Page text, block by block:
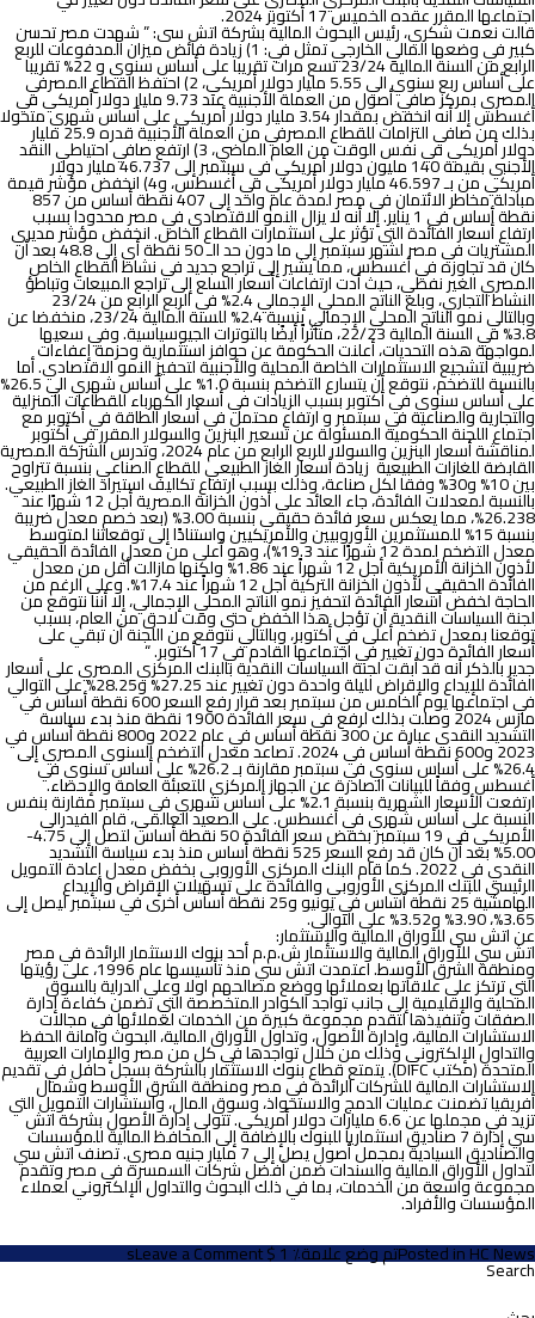
اجتماعها المقرر عقده الخميس17 أكتوبر 2024.
قالت نعمت شكري، رئيس البحوث المالية بشركة اتش سى:” شهدت مصر تحسن
كبير في وضعها المالي الخارجي تمثل في: 1) زيادة فائض ميزان المدفوعات للربع
الرابع من السنة المالية 23/24 تسع مرات تقريبا على أساس سنوي و 22% تقريبا
على أساس ربع سنوي الي 5.55 مليار دولار أمريكي، 2) احتفظ القطاع المصرفي
المصري بمركز صافي أصول من العملة الأجنبية عند 9.73 مليار دولار أمريكي في
أغسطس إلا أنه انخفض بمقدار 3.54 مليار دولار أمريكي على أساس شهري متحولا
بذلك من صافي التزامات للقطاع المصرفي من العملة الأجنبية قدره 25.9 مليار
دولار أمريكي في نفس الوقت من العام الماضي، 3) ارتفع صافي احتياطي النقد
الأجنبي بقيمة 140 مليون دولار أمريكي في سبتمبر إلى 46.737 مليار دولار
أمريكي من بـ 46.597 مليار دولار أمريكي في أغسطس، و4) انخفض مؤشر قيمة
مبادلة مخاطر الائتمان في مصر لمدة عام واحد إلى 407 نقطة أساس من 857
نقطة أساس في 1 يناير. إلا أنه لا يزال النمو الاقتصادي في مصر محدودا بسبب
ارتفاع أسعار الفائدة التي تؤثر على استثمارات القطاع الخاص. انخفض مؤشر مديري
المشتريات في مصر لشهر سبتمبر إلى ما دون حد الـ 50 نقطة أي إلى 48.8 بعد أن
كان قد تجاوزه في أغسطس، مما يشير إلى تراجع جديد في نشاط القطاع الخاص
المصري الغير نفطي، حيث أدت ارتفاعات أسعار السلع إلى تراجع المبيعات وتباطؤ
النشاط التجاري، وبلغ الناتج المحلي الإجمالي 2.4% في الربع الرابع من 23/24
وبالتالي نمو الناتج المحلي الإجمالي بنسبة 2.4% للسنة المالية 23/24، منخفضا عن
3.8% في السنة المالية 22/23، متأثراً أيضًا بالتوترات الجيوسياسية. وفي سعيها
لمواجهة هذه التحديات، أعلنت الحكومة عن حوافز استثمارية وحزمة إعفاءات
ضريبية لتشجيع الاستثمارات الخاصة المحلية والأجنبية لتحفيز النمو الاقتصادي. أما
بالنسبة للتضخم، نتوقع أن يتسارع التضخم بنسبة 1.0% على أساس شهري الي 26.5%
على أساس سنوي في أكتوبر بسبب الزيادات في أسعار الكهرباء للقطاعات المنزلية
والتجارية والصناعية في سبتمبر و ارتفاع محتمل في أسعار الطاقة في أكتوبر مع
اجتماع اللجنة الحكومية المسئولة عن تسعير البنزين والسولار المقرر في أكتوبر
لمناقشة أسعار البنزين والسولار للربع الرابع من عام 2024، وتدرس الشركة المصرية
القابضة للغازات الطبيعية زيادة أسعار الغاز الطبيعي للقطاع الصناعي بنسبة تتراوح
بين 10% و30% وفقا لكل صناعة، وذلك بسبب ارتفاع تكاليف استيراد الغاز الطبيعي.
بالنسبة لمعدلات الفائدة، جاء العائد على أذون الخزانة المصرية أجل 12 شهرًا عند
26.238%، مما يعكس سعر فائدة حقيقي بنسبة 3.00% (بعد خصم معدل ضريبة
بنسبة 15% للمستثمرين الأوروبيين والأمريكيين واستنادًا إلى توقعاتنا لمتوسط
معدل التضخم لمدة 12 شهرًا عند 19.3%)، وهو أعلى من معدل الفائدة الحقيقي
لأذون الخزانة الأمريكية أجل 12 شهراً عند 1.86% ولكنها مازالت أقل من معدل
الفائدة الحقيقي لأذون الخزانة التركية أجل 12 شهراً عند 17.4%. وعلى الرغم من
الحاجة لخفض أسعار الفائدة لتحفيز نمو الناتج المحلي الإجمالي، إلا أننا نتوقع من
لجنة السياسات النقدية أن تؤجل هذا الخفض حتى وقت لاحق من العام، بسبب
توقعنا بمعدل تضخم أعلى في أكتوبر، وبالتالي نتوقع من اللجنة أن تبقي على
أسعار الفائدة دون تغيير في اجتماعها القادم في 17 أكتوبر. “
جدير بالذكر أنه قد أبقت لجنة السياسات النقدية بالبنك المركزي المصري على أسعار
الفائدة للإيداع والإقراض لليلة واحدة دون تغيير عند 27.25% و28.25% على التوالي
في اجتماعها يوم الخامس من سبتمبر بعد قرار رفع السعر 600 نقطة أساس في
مارس 2024 وصلت بذلك لرفع في سعر الفائدة 1900 نقطة منذ بدء سياسة
التشديد النقدي عبارة عن 300 نقطة أساس في عام 2022 و800 نقطة أساس في
2023 و600 نقطة أساس في 2024. تصاعد معدل التضخم السنوي المصري إلى
26.4% على أساس سنوي في سبتمبر مقارنة بـ 26.2% على أساس سنوي في
أغسطس وفقاً للبيانات الصادرة عن الجهاز المركزي للتعبئة العامة والإحصاء.
ارتفعت الأسعار الشهرية بنسبة 2.1% على أساس شهري في سبتمبر مقارنة بنفس
النسبة على أساس شهري في أغسطس. على الصعيد العالمي، قام الفيدرالي
الأمريكي في 19 سبتمبر بخفض سعر الفائدة 50 نقطة أساس لتصل إلى 4.75-
5.00% بعد أن كان قد رفع السعر 525 نقطة أساس منذ بدء سياسة التشديد
النقدي في 2022. كما قام البنك المركزي الأوروبي بخفض معدل إعادة التمويل
الرئيسي للبنك المركزي الأوروبي والفائدة على تسهيلات الإقراض والإيداع
الهامشية 25 نقطة أساس في يونيو و25 نقطة أساس أخرى في سبتمبر ليصل إلى
3.65%، 3.90% و3.52% على التوالي.
عن اتش سى للأوراق المالية والإستثمار:
اتش سي للأوراق المالية والاستثمار ش.م.م أحد بنوك الاستثمار الرائدة في مصر
ومنطقة الشرق الأوسط. اعتمدت اتش سي منذ تأسيسها عام 1996، على رؤيتها
التي ترتكز على علاقاتها بعملائها ووضع مصالحهم اولا وعلى الدراية بالسوق
المحلية والإقليمية إلى جانب تواجد الكوادر المتخصصة التي تضمن كفاءة إدارة
الصفقات وتنفيذها لتقدم مجموعة كبيرة من الخدمات لعملائها في مجالات
الاستشارات المالية، وإدارة الأصول، وتداول الأوراق المالية، البحوث وأمانة الحفظ
والتداول الإلكتروني وذلك من خلال تواجدها في كل من مصر والإمارات العربية
المتحدة (مكتب DIFC). يتمتع قطاع بنوك الاستثمار بالشركة بسجل حافل في تقديم
الاستشارات المالية للشركات الرائدة في مصر ومنطقة الشرق الأوسط وشمال
أفريقيا تضمنت عمليات الدمج والاستحواذ، وسوق المال، واستشارات التمويل التي
تزيد في مجملها عن 6.6 مليارات دولار أمريكي. تتولى إدارة الأصول بشركة اتش
سي إدارة 7 صناديق استثماريا للبنوك بالإضافة إلى المحافظ المالية للمؤسسات
والصناديق السيادية بمجمل أصول يصل إلى 7 مليار جنيه مصري. تصنف اتش سي
لتداول الأوراق المالية والسندات ضمن أفضل شركات السمسرة في مصر وتقدم
مجموعة واسعة من الخدمات، بما في ذلك البحوث والتداول الإلكتروني لعملاء
المؤسسات والأفراد.
Posted inHC News تم وضع علامة٪ 1 $ s Leave a Comment
on
اتش Search
البحث